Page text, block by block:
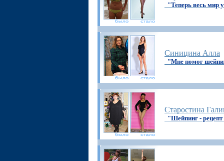
"Теперь весь мир
Синицина Алла
"Мне помог
Старостина
"Шейпинг - рецепт